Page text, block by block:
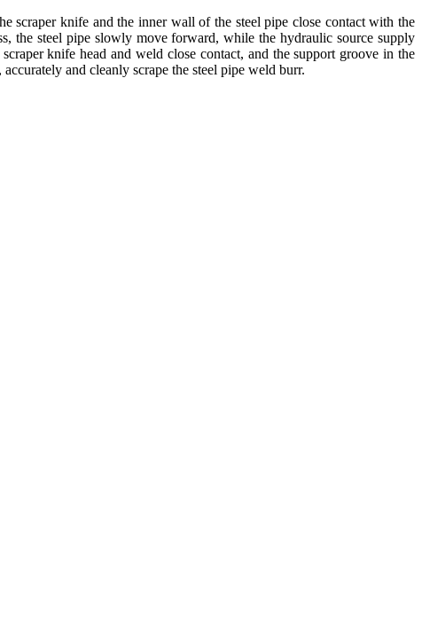
scraper knife and the inner wall of the steel pipe close contact with the
the steel pipe slowly move forward, while the hydraulic source supply
knife head and weld close contact, and the support groove in the
and cleanly scrape the steel pipe weld burr.